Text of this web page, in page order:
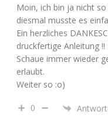
Moin, ich bin ja nicht
diesmal musste es
Ein herzliches
druckfertige Anleitung !!
Schaue immer wieder
erlaubt.
Weiter so :o)
0